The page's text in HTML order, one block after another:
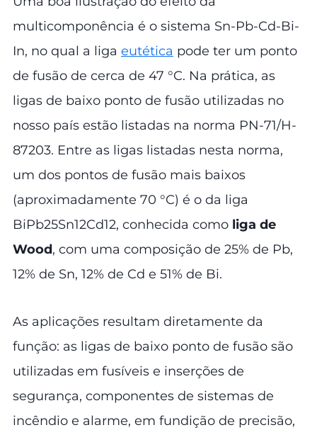
multicomponência é o sistema Sn-Pb-Cd-Bi-
In, no qual a liga eutética pode ter um ponto
de fusão de cerca de 47 °C. Na prática, as
ligas de baixo ponto de fusão utilizadas no
nosso país estão listadas na norma PN-71/H-
87203. Entre as ligas listadas nesta norma,
um dos pontos de fusão mais baixos
(aproximadamente 70 °C) é o da liga
BiPb25Sn12Cd12, conhecida como liga de
Wood, com uma composição de 25% de Pb,
12% de Sn, 12% de Cd e 51% de Bi.
As aplicações resultam diretamente da
função: as ligas de baixo ponto de fusão são
utilizadas em fusíveis e inserções de
segurança, componentes de sistemas de
incêndio e alarme, em fundição de precisão,